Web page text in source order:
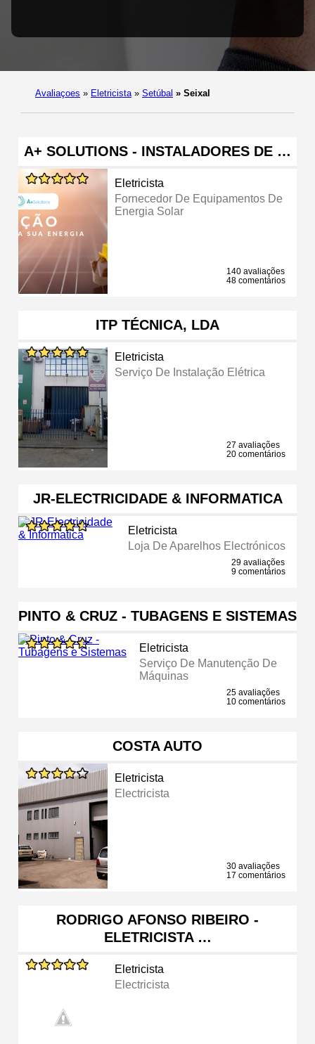
Avaliaçoes » Eletricista » Setúbal » Seixal
A+ SOLUTIONS - INSTALADORES DE …
Eletricista
Fornecedor De Equipamentos De
Energia Solar
140 avaliações
48 comentários
ITP TÉCNICA, LDA
Eletricista
Serviço De Instalação Elétrica
27 avaliações
20 comentários
JR-ELECTRICIDADE & INFORMATICA
Eletricista
Loja De Aparelhos Electrónicos
29 avaliações
9 comentários
PINTO & CRUZ - TUBAGENS E SISTEMAS
Eletricista
Serviço De Manutenção De
Máquinas
25 avaliações
10 comentários
COSTA AUTO
Eletricista
Electricista
30 avaliações
17 comentários
RODRIGO AFONSO RIBEIRO -
ELETRICISTA …
Eletricista
Electricista